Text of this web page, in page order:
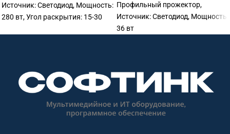
Источник: Светодиод, Мощность:
280 вт, Угол раскрытия: 15-30
Профильный прожектор,
Источник: Светодиод, Мощность:
36 вт